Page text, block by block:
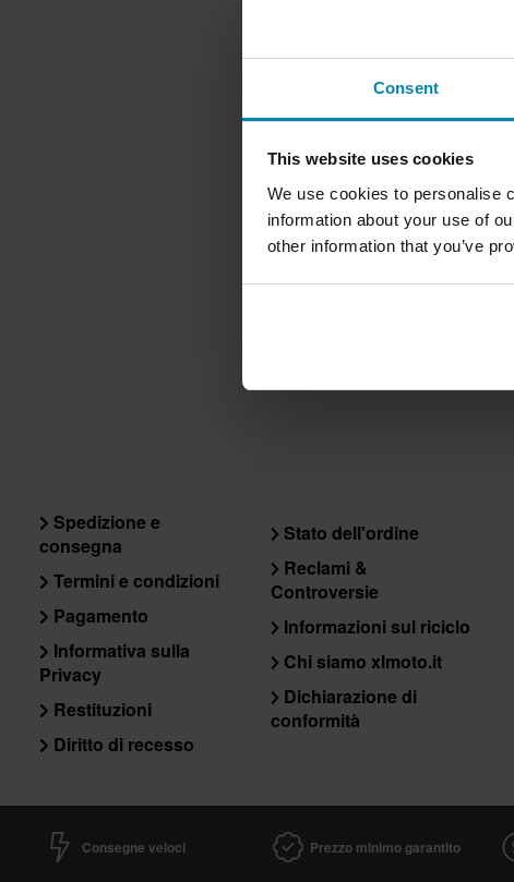
Consent
This website uses cookies
We use cookies to personalise
information about your use of
other information that you’ve
Spedizione e
consegna
Termini e condizioni
Pagamento
Informativa sulla
Privacy
Restituzioni
Diritto di recesso
Stato dell'ordine
Reclami &
Controversie
Informazioni sul riciclo
Chi siamo xlmoto.it
Dichiarazione di
conformità
Consegne veloci Prezzo minimo garantito